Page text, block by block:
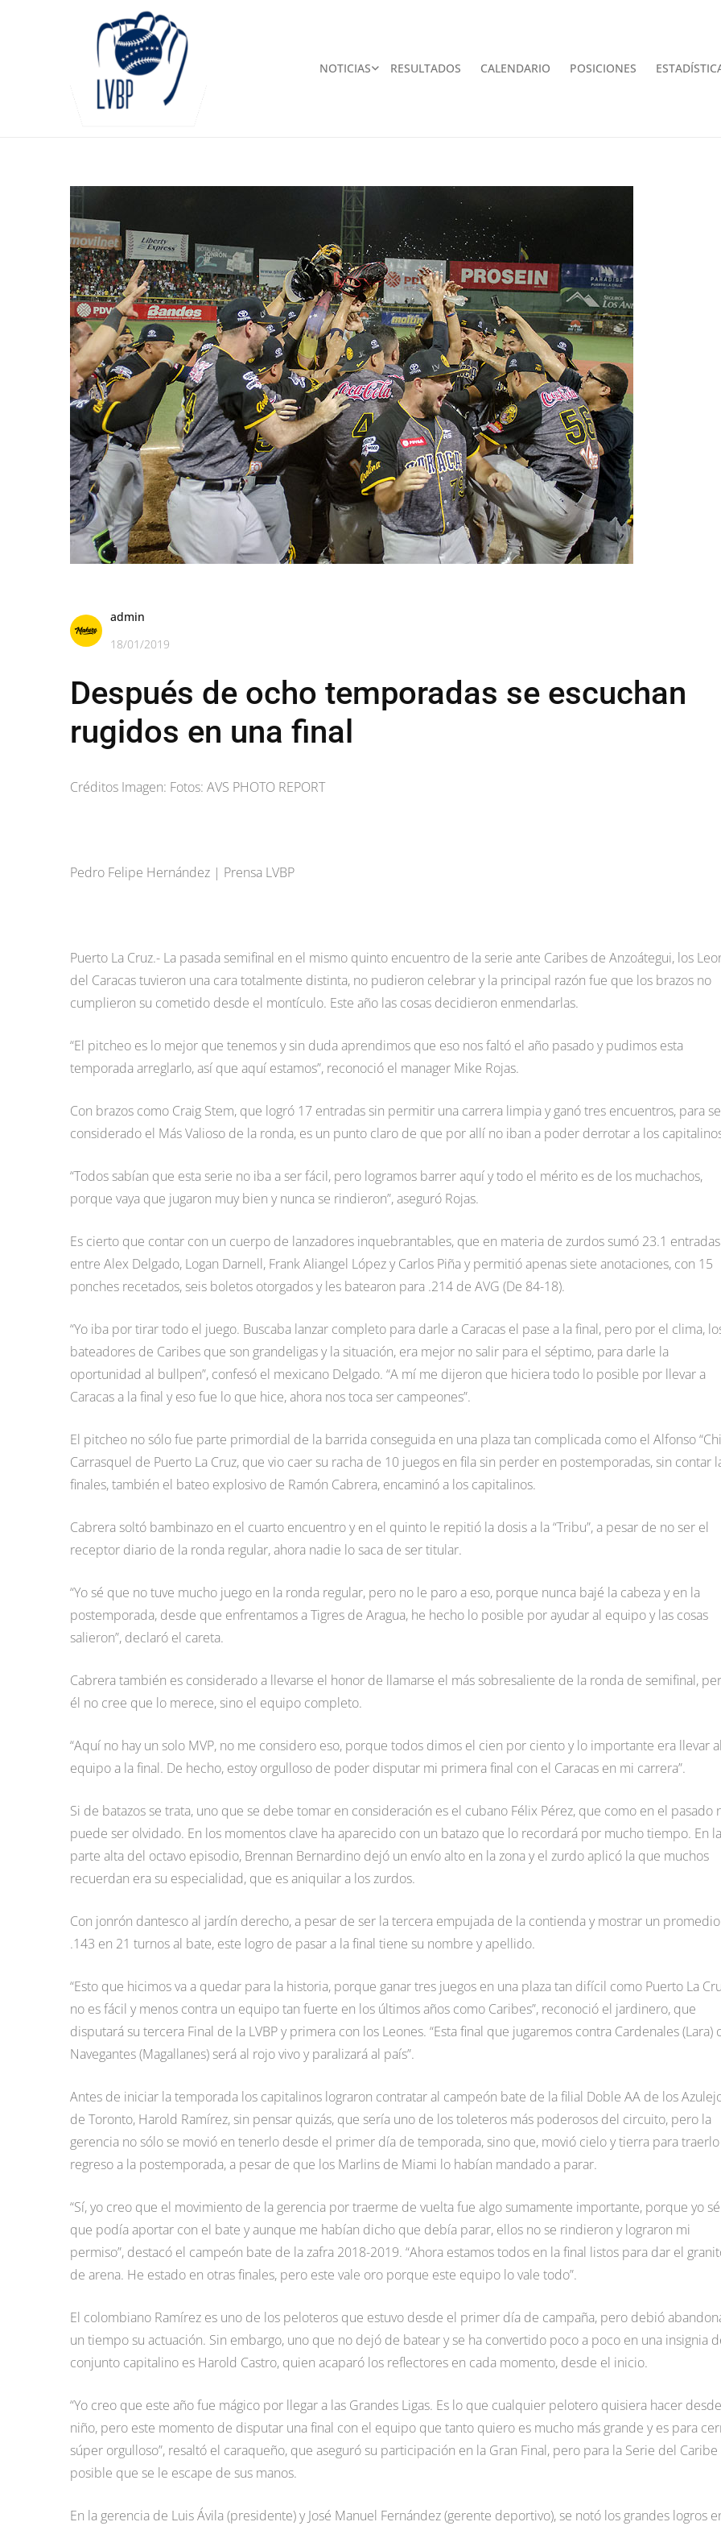
NOTICIAS RESULTADOS CALENDARIO POSICIONES
admin
18/01/2019
Después de ocho temporadas se escuchan
rugidos en una final
Créditos Imagen: Fotos: AVS PHOTO REPORT
Pedro Felipe Hernández | Prensa LVBP
Puerto La Cruz.- La pasada semifinal en el mismo quinto encuentro de la serie ante Caribes de Anzoátegui, los
del Caracas tuvieron una cara totalmente distinta, no pudieron celebrar y la principal razón fue que los brazos no
cumplieron su cometido desde el montículo. Este año las cosas decidieron enmendarlas.
“El pitcheo es lo mejor que tenemos y sin duda aprendimos que eso nos faltó el año pasado y pudimos esta
temporada arreglarlo, así que aquí estamos”, reconoció el manager Mike Rojas.
Con brazos como Craig Stem, que logró 17 entradas sin permitir una carrera limpia y ganó tres encuentros, para
considerado el Más Valioso de la ronda, es un punto claro de que por allí no iban a poder derrotar a los
“Todos sabían que esta serie no iba a ser fácil, pero logramos barrer aquí y todo el mérito es de los muchachos,
porque vaya que jugaron muy bien y nunca se rindieron”, aseguró Rojas.
Es cierto que contar con un cuerpo de lanzadores inquebrantables, que en materia de zurdos sumó 23.1 entradas
entre Alex Delgado, Logan Darnell, Frank Aliangel López y Carlos Piña y permitió apenas siete anotaciones, con 15
ponches recetados, seis boletos otorgados y les batearon para .214 de AVG (De 84-18).
“Yo iba por tirar todo el juego. Buscaba lanzar completo para darle a Caracas el pase a la final, pero por el clima,
bateadores de Caribes que son grandeligas y la situación, era mejor no salir para el séptimo, para darle la
oportunidad al bullpen”, confesó el mexicano Delgado. “A mí me dijeron que hiciera todo lo posible por llevar a
Caracas a la final y eso fue lo que hice, ahora nos toca ser campeones”.
El pitcheo no sólo fue parte primordial de la barrida conseguida en una plaza tan complicada como el Alfonso
Carrasquel de Puerto La Cruz, que vio caer su racha de 10 juegos en fila sin perder en postemporadas, sin contar
finales, también el bateo explosivo de Ramón Cabrera, encaminó a los capitalinos.
Cabrera soltó bambinazo en el cuarto encuentro y en el quinto le repitió la dosis a la “Tribu”, a pesar de no ser el
receptor diario de la ronda regular, ahora nadie lo saca de ser titular.
“Yo sé que no tuve mucho juego en la ronda regular, pero no le paro a eso, porque nunca bajé la cabeza y en la
postemporada, desde que enfrentamos a Tigres de Aragua, he hecho lo posible por ayudar al equipo y las cosas
salieron”, declaró el careta.
Cabrera también es considerado a llevarse el honor de llamarse el más sobresaliente de la ronda de semifinal,
él no cree que lo merece, sino el equipo completo.
“Aquí no hay un solo MVP, no me considero eso, porque todos dimos el cien por ciento y lo importante era llevar al
equipo a la final. De hecho, estoy orgulloso de poder disputar mi primera final con el Caracas en mi carrera”.
Si de batazos se trata, uno que se debe tomar en consideración es el cubano Félix Pérez, que como en el pasado
puede ser olvidado. En los momentos clave ha aparecido con un batazo que lo recordará por mucho tiempo. En la
parte alta del octavo episodio, Brennan Bernardino dejó un envío alto en la zona y el zurdo aplicó la que muchos
recuerdan era su especialidad, que es aniquilar a los zurdos.
Con jonrón dantesco al jardín derecho, a pesar de ser la tercera empujada de la contienda y mostrar un
.143 en 21 turnos al bate, este logro de pasar a la final tiene su nombre y apellido.
“Esto que hicimos va a quedar para la historia, porque ganar tres juegos en una plaza tan difícil como Puerto La
no es fácil y menos contra un equipo tan fuerte en los últimos años como Caribes”, reconoció el jardinero, que
disputará su tercera Final de la LVBP y primera con los Leones. “Esta final que jugaremos contra Cardenales (Lara)
Navegantes (Magallanes) será al rojo vivo y paralizará al país”.
Antes de iniciar la temporada los capitalinos lograron contratar al campeón bate de la filial Doble AA de los
de Toronto, Harold Ramírez, sin pensar quizás, que sería uno de los toleteros más poderosos del circuito, pero la
gerencia no sólo se movió en tenerlo desde el primer día de temporada, sino que, movió cielo y tierra para
regreso a la postemporada, a pesar de que los Marlins de Miami lo habían mandado a parar.
“Sí, yo creo que el movimiento de la gerencia por traerme de vuelta fue algo sumamente importante, porque yo
que podía aportar con el bate y aunque me habían dicho que debía parar, ellos no se rindieron y lograron mi
permiso”, destacó el campeón bate de la zafra 2018-2019. “Ahora estamos todos en la final listos para dar el
de arena. He estado en otras finales, pero este vale oro porque este equipo lo vale todo”.
El colombiano Ramírez es uno de los peloteros que estuvo desde el primer día de campaña, pero debió
un tiempo su actuación. Sin embargo, uno que no dejó de batear y se ha convertido poco a poco en una insignia
conjunto capitalino es Harold Castro, quien acaparó los reflectores en cada momento, desde el inicio.
“Yo creo que este año fue mágico por llegar a las Grandes Ligas. Es lo que cualquier pelotero quisiera hacer desde
niño, pero este momento de disputar una final con el equipo que tanto quiero es mucho más grande y es para
súper orgulloso”, resaltó el caraqueño, que aseguró su participación en la Gran Final, pero para la Serie del Caribe
posible que se le escape de sus manos.
En la gerencia de Luis Ávila (presidente) y José Manuel Fernández (gerente deportivo), se notó los grandes logros